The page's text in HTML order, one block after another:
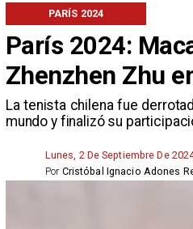
París 2024:
Zhenzhen Zhu
La tenista chilena fue
mundo y finalizó su
PARÍS 2024
Lunes, 2 De Septiembre De
Cristóbal Ignacio Adones
Por